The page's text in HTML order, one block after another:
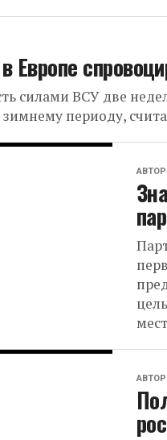
Европе
силами ВСУ две
периоду,